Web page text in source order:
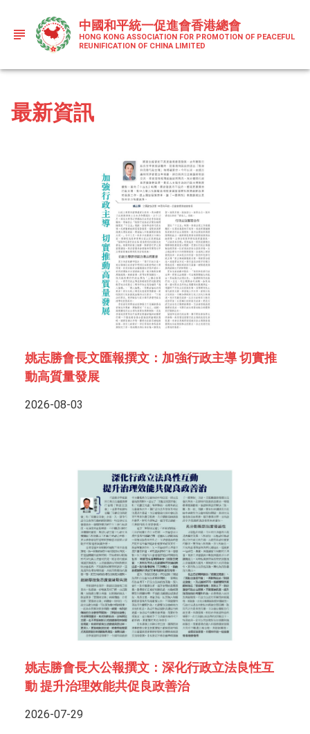
中國和平統一促進會香港總會
HONG KONG ASSOCIATION FOR PROMOTION OF PEACEFUL
REUNIFICATION OF CHINA LIMITED
最新資訊
姚志勝會長文匯報撰文：加強行政主導 切實推
動高質量發展
2026-08-03
姚志勝會長大公報撰文：深化行政立法良性互
動 提升治理效能共促良政善治
2026-07-29